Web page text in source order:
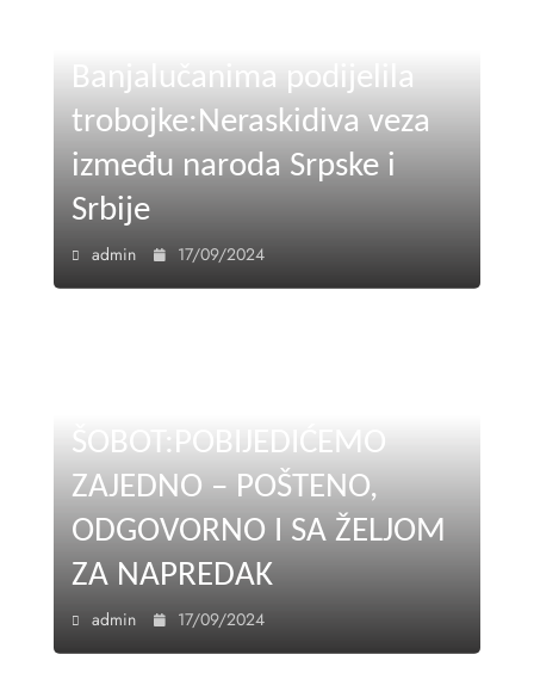
Banjalučanima podijelila
trobojke:Neraskidiva veza
između naroda Srpske i
Srbije
admin 17/09/2024
ŠOBOT:POBIJEDIĆEMO
ZAJEDNO – POŠTENO,
ODGOVORNO I SA ŽELJOM
ZA NAPREDAK
admin 17/09/2024